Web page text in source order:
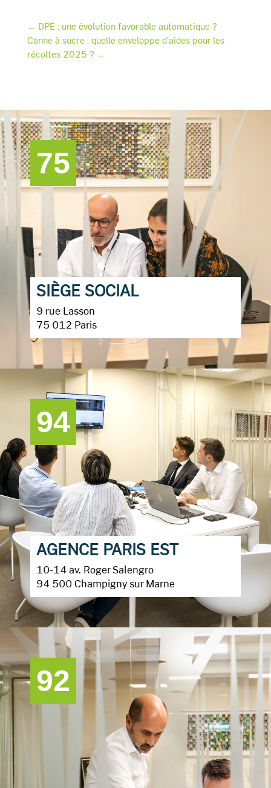
e
b
k
e
dI
l
← DPE : une évolution favorable automatique ?
Canne à sucre : quelle enveloppe d’aides pour les
récoltes 2025 ?→
75
SIÈGE SOCIAL
9 rue Lasson
75 012 Paris
94
AGENCE PARIS EST
10-14 av. Roger Salengro
94 500 Champigny sur Marne
92